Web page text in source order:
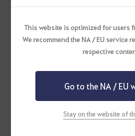
This website is optimized for users
We recommend the NA / EU service
respective
Go to the NA / EU
Stay on the website of
동(V)검은별 주무기를 군왕제작
보조무기를 군왕무기제작시 필요
[동(V)검은별 보조무기 X 2 , 카프
즉, 스펙업을 위해서는동(V)검은별
가는게 조금 더 현실
있는 단계일거라 생
부위는 태초의 불씨